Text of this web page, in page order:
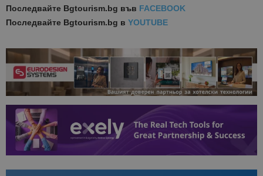
Последвайте Bgtourism.bg във FACEBOOK
Последвайте Bgtourism.bg в YOUTUBE